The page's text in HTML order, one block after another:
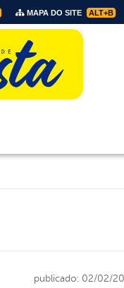
MAPA DO SITE ALT+B
publicado: 02/02/